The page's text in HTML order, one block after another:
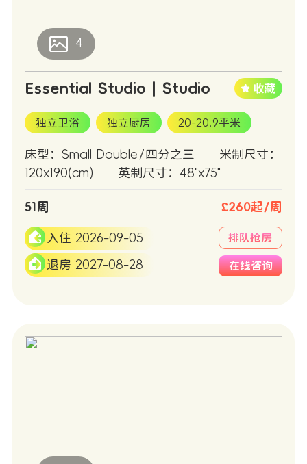
4
Essential Studio | Studio
独立卫浴 独立厨房 20-20.9平米
床型：Small Double/四分之三
米制尺寸：
120x190(cm)
英制尺寸：48"x75"
51周 £260起/周
入住 2026-09-05
退房 2027-08-28
排队抢房
在线咨询